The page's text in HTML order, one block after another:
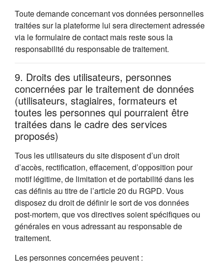
Toute demande concernant vos données personnelles
traitées sur la plateforme lui sera directement adressée
via le formulaire de contact mais reste sous la
responsabilité du responsable de traitement.
9. Droits des utilisateurs, personnes
concernées par le traitement de données
(utilisateurs, stagiaires, formateurs et
toutes les personnes qui pourraient être
traitées dans le cadre des services
proposés)
Tous les utilisateurs du site disposent d’un droit
d’accès, rectification, effacement, d’opposition pour
motif légitime, de limitation et de portabilité dans les
cas définis au titre de l’article 20 du RGPD. Vous
disposez du droit de définir le sort de vos données
post-mortem, que vos directives soient spécifiques ou
générales en vous adressant au responsable de
traitement.
Les personnes concernées peuvent :